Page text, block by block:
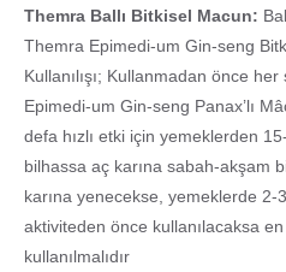
Themra Ballı Bitkisel Macun:
Themra Epimedi-um Gin-seng
Kullanılışı; Kullanmadan önce
Epimedi-um Gin-seng Panax’lı
defa hızlı etki için yemeklerden
bilhassa aç karına sabah-akşam
karına yenecekse, yemeklerde 2-
aktiviteden önce kullanılacaksa
kullanılmalıdır